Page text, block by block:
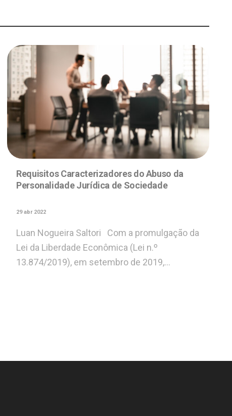
Requisitos Caracterizadores do Abuso da
Personalidade Jurídica de Sociedade
29 abr 2022
Luan Nogueira Saltori Com a promulgação da
Lei da Liberdade Econômica (Lei n.º
13.874/2019), em setembro de 2019,…